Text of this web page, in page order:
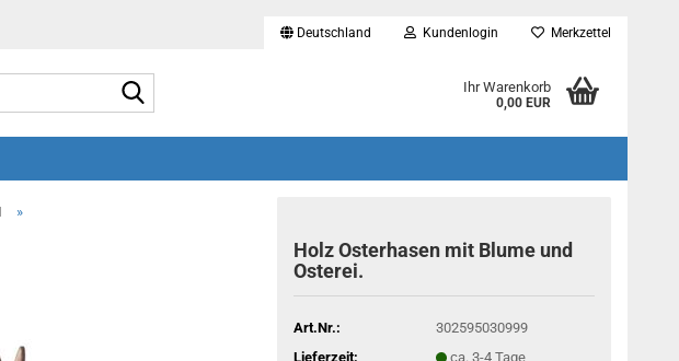
Deutschland Kundenlogin Merkzettel
Ihr Warenkorb
0,00 EUR
»
Holz Osterhasen mit Blume und
Osterei.
Art.Nr.:
302595030999
Lieferzeit:
ca. 3-4 Tage